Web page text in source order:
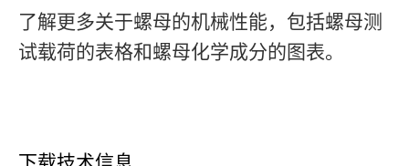
了解更多关于螺母的机械性能，包括螺母测
试载荷的表格和螺母化学成分的图表。
下载技术信息